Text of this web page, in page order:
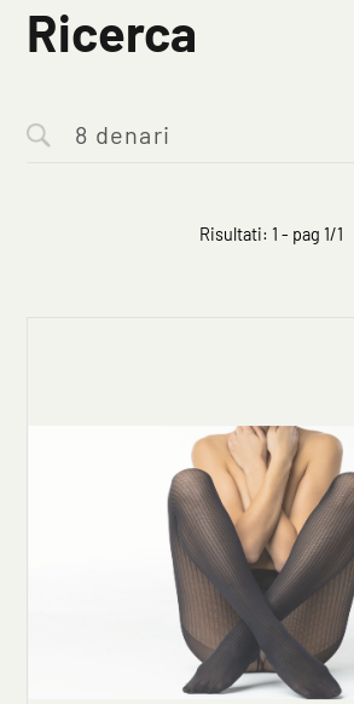
Ricerca
Risultati: 1 - pag 1/1
Clicca qui per iniziare la consulenza